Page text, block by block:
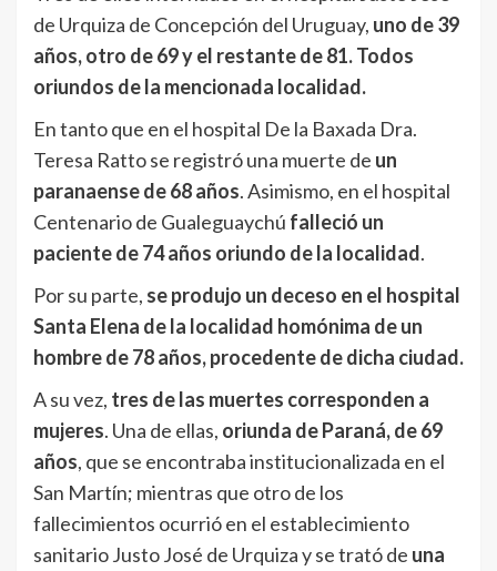
de Urquiza de Concepción del Uruguay, uno de 39
años, otro de 69 y el restante de 81. Todos
oriundos de la mencionada localidad.
En tanto que en el hospital De la Baxada Dra.
Teresa Ratto se registró una muerte de un
paranaense de 68 años. Asimismo, en el hospital
Centenario de Gualeguaychú falleció un
paciente de 74 años oriundo de la localidad.
Por su parte, se produjo un deceso en el hospital
Santa Elena de la localidad homónima de un
hombre de 78 años, procedente de dicha ciudad.
A su vez, tres de las muertes corresponden a
mujeres. Una de ellas, oriunda de Paraná, de 69
años, que se encontraba institucionalizada en el
San Martín; mientras que otro de los
fallecimientos ocurrió en el establecimiento
sanitario Justo José de Urquiza y se trató de una